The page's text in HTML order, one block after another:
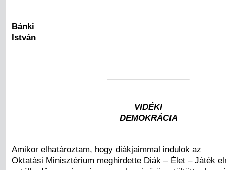
Bánki
István
VIDÉKI
DEMOKRÁCIA
Amikor elhatároztam, hogy diákjaimmal indulok az
Oktatási Minisztérium meghirdette Diák – Élet – Játék